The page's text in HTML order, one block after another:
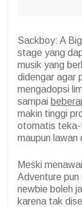
Sackboy: A
stage yang
musik yang
didengar agar
mengadopsi
sampai
makin tinggi
otomatis teka-
maupun lawan
Meski
Adventure pun
newbie boleh
karena tak